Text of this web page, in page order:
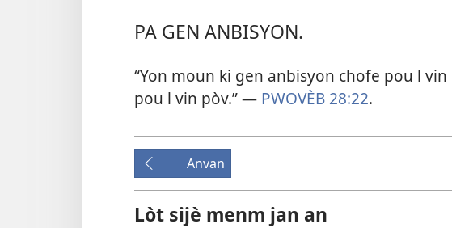
PA GEN ANBISYON.
“Yon moun ki gen anbisyon chofe pou l
pou l vin pòv.” — PWOVÈB 28:22.
Anvan
Lòt sijè menm jan an